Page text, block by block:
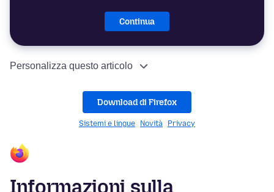
Continua
Personalizza questo articolo
Download di Firefox
Sistemi e lingue Novità Privacy
Informazioni sulla